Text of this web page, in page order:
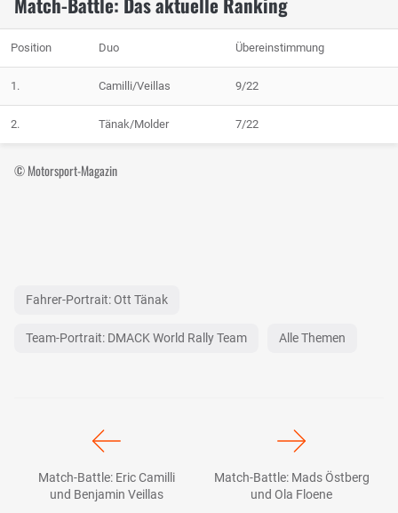
Position Duo Übereinstimmung
1. Camilli/Veillas 9/22
2. Tänak/Molder 7/22
© Motorsport-Magazin
Fahrer-Portrait: Ott Tänak
Team-Portrait: DMACK World Rally Team Alle Themen
Match-Battle: Eric Camilli
und Benjamin Veillas
Match-Battle: Mads Östberg
und Ola Floene